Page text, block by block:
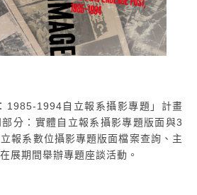
1994自立報系攝影專題」計畫
分：實體自立報系攝影專題版面與3
報系數位攝影專題版面檔案查詢、主
展期間舉辦專題座談活動。